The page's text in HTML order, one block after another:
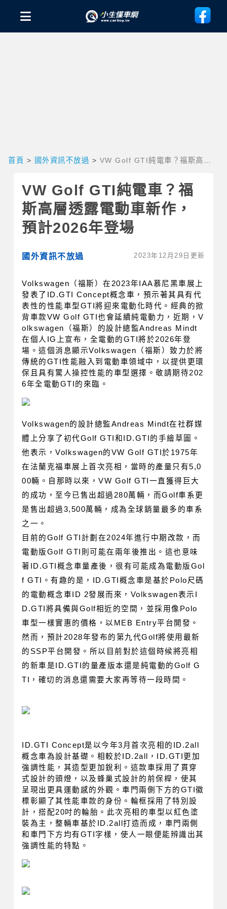
首頁 > 國外資訊不放過 > VW Golf GTI純電車？福斯高層
VW Golf GTI純電車？福
斯高層透露電動車新作，
預計2026年登場
國外資訊不放過 2023年12月29日更新
Volkswagen（福斯）在2023年IAA慕尼黑車展上
發表了ID.GTI Concept概念車，預示著其具有代
表性的性能車型GTI將迎來電動化時代。經典的掀
背車款VW Golf GTI也會延續純電動力，近期，V
olkswagen（福斯）的設計總監Andreas Mindt
在個人IG上宣布，全電動的GTI將於2026年登
場。這個消息顯示Volkswagen（福斯）致力於將
傳統的GTI性能融入到電動車領域中，以提供更環
保且具有驚人操控性能的車型選擇。敬請期待202
6年全電動GTI的來臨。
Volkswagen的設計總監Andreas Mindt在社群媒
體上分享了初代Golf GTI和ID.GTI的手繪草圖。
他表示，Volkswagen的VW Golf GTI於1975年
在法蘭克福車展上首次亮相，當時的產量只有5,0
00輛。自那時以來，VW Golf GTI一直獲得巨大
的成功，至今已售出超過280萬輛，而Golf車系更
是售出超過3,500萬輛，成為全球銷量最多的車系
之一。
目前的Golf GTI計劃在2024年進行中期改款，而
電動版Golf GTI則可能在兩年後推出。這也意味
著ID.GTI概念車量產後，很有可能成為電動版Gol
f GTI。有趣的是，ID.GTI概念車是基於Polo尺碼
的電動概念車ID 2發展而來，Volkswagen表示I
D.GTI將具備與Golf相近的空間，並採用像Polo
車型一樣實惠的價格，以MEB Entry平台開發。
然而，預計2028年發布的第九代Golf將使用最新
的SSP平台開發。所以目前對於這個時候將亮相
的新車是ID.GTI的量產版本還是純電動的Golf G
TI，確切的消息還需要大家再等待一段時間。
ID.GTI Concept是以今年3月首次亮相的ID.2all
概念車為設計基礎。相較於ID.2all，ID.GTI更加
強調性能，其造型更加銳利。這款車採用了貫穿
式設計的頭燈，以及蜂巢式設計的前保桿，使其
呈現出更具運動感的外觀。車門兩側下方的GTI徽
標彰顯了其性能車款的身份。輪框採用了特別設
計，搭配20吋的輪胎。此次亮相的車型以紅色塗
裝為主，整輛車基於ID.2all打造而成，車門兩側
和車門下方均有GTI字樣，使人一眼便能辨識出其
強調性能的特點。